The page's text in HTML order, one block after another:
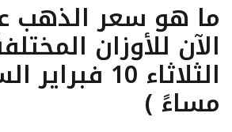
الآن للأوزان
مساءً )